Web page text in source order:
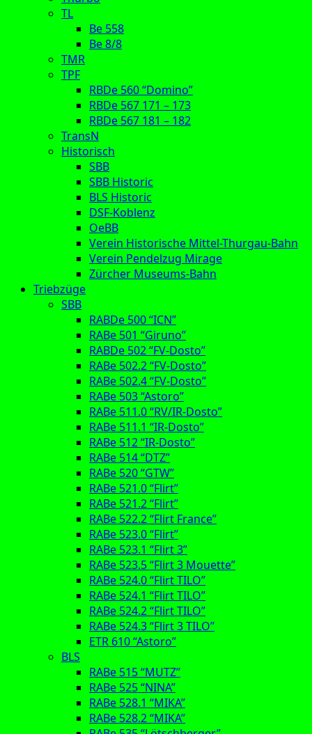
TL
Be 558
Be 8/8
TMR
TPF
RBDe 560 “Domino”
RBDe 567 171 – 173
RBDe 567 181 – 182
TransN
Historisch
SBB
SBB Historic
BLS Historic
DSF-Koblenz
OeBB
Verein Historische Mittel-Thurgau-Bahn
Verein Pendelzug Mirage
Zürcher Museums-Bahn
Triebzüge
SBB
RABDe 500 “ICN”
RABe 501 “Giruno”
RABDe 502 “FV-Dosto”
RABe 502.2 “FV-Dosto”
RABe 502.4 “FV-Dosto”
RABe 503 “Astoro”
RABe 511.0 “RV/IR-Dosto”
RABe 511.1 “IR-Dosto”
RABe 512 “IR-Dosto”
RABe 514 “DTZ”
RABe 520 “GTW”
RABe 521.0 “Flirt”
RABe 521.2 “Flirt”
RABe 522.2 “Flirt France”
RABe 523.0 “Flirt”
RABe 523.1 “Flirt 3”
RABe 523.5 “Flirt 3 Mouette”
RABe 524.0 “Flirt TILO”
RABe 524.1 “Flirt TILO”
RABe 524.2 “Flirt TILO”
RABe 524.3 “Flirt 3 TILO”
ETR 610 “Astoro”
BLS
RABe 515 “MUTZ”
RABe 525 “NINA”
RABe 528.1 “MIKA”
RABe 528.2 “MIKA”